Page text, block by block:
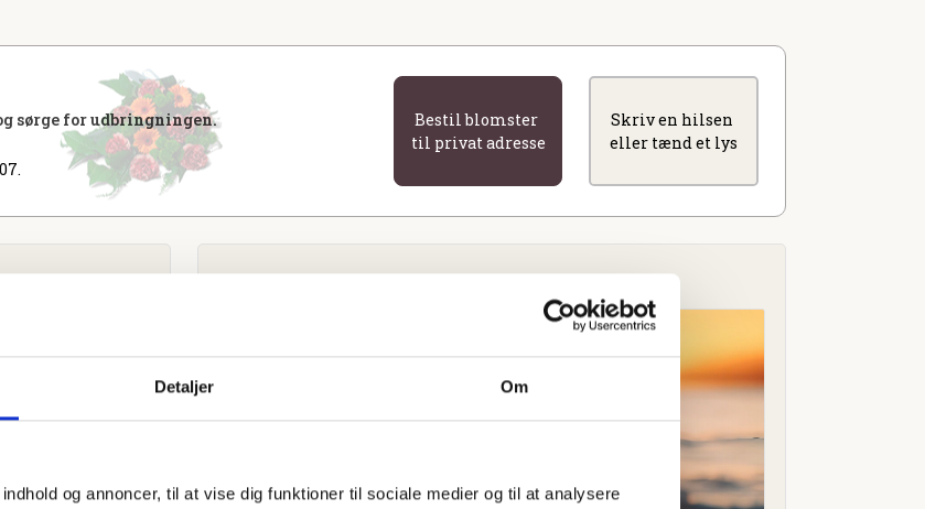
Detaljer Om
og annoncer, til at vise dig funktioner til sociale medier og til at analysere
sørge for udbringningen.
Bestil blomster
til privat adresse
Skriv en hilsen
eller tænd et lys